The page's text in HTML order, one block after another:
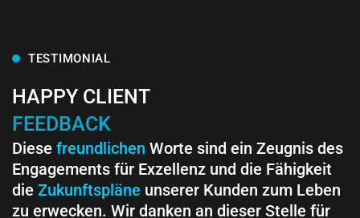
TESTIMONIAL
HAPPY CLIENT
FEEDBACK
Diese freundlichen Worte sind ein Zeugnis des
Engagements für Exzellenz und die Fähigkeit
die Zukunftspläne unserer Kunden zum Leben
zu erwecken. Wir danken an dieser Stelle für